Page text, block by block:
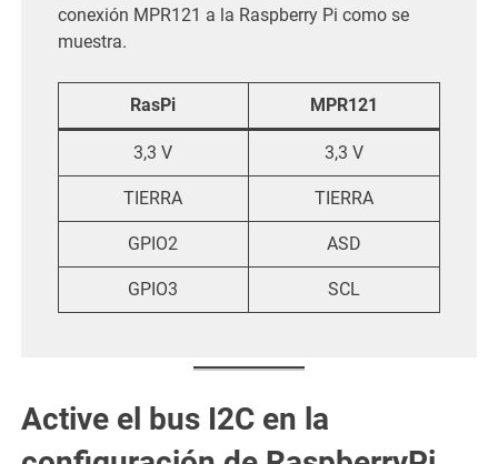
conexión MPR121 a la Raspberry Pi como se
muestra.
RasPi MPR121
3,3 V 3,3 V
TIERRA TIERRA
GPIO2 ASD
GPIO3 SCL
Active el bus I2C en la